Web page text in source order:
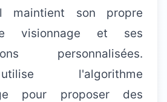
maintient son propre
visionnage et ses
personnalisées.
l'algorithme
pour proposer des